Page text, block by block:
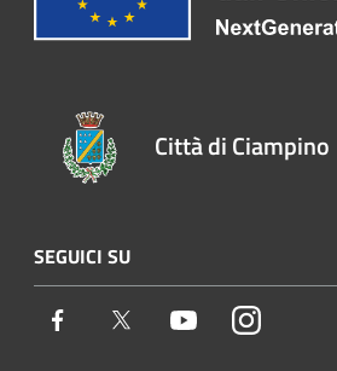
Città di Ciampino
SEGUICI SU
Facebook Twitter YoutubeInstagram